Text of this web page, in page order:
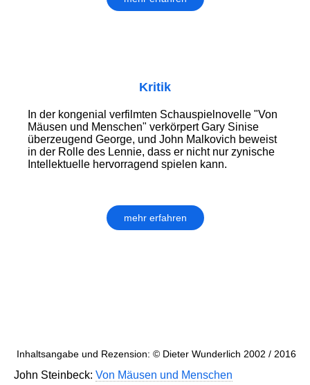
Kritik
In der kongenial verfilmten Schauspielnovelle "Von
Mäusen und Menschen" verkörpert Gary Sinise
überzeugend George, und John Malkovich beweist
in der Rolle des Lennie, dass er nicht nur zynische
Intellektuelle hervorragend spielen kann.
mehr erfahren
Inhaltsangabe und Rezension: © Dieter Wunderlich 2002 / 2016
John Steinbeck: Von Mäusen und Menschen